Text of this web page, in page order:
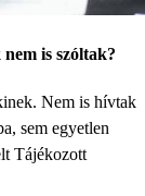
is szóltak?
Nem is hívtak
sem egyetlen
Tájékozott